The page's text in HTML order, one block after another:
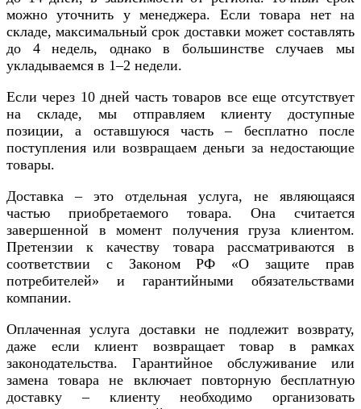
можно уточнить у менеджера. Если товара нет на
складе, максимальный срок доставки может составлять
до 4 недель, однако в большинстве случаев мы
укладываемся в 1–2 недели.
Если через 10 дней часть товаров все еще отсутствует
на складе, мы отправляем клиенту доступные
позиции, а оставшуюся часть – бесплатно после
поступления или возвращаем деньги за недостающие
товары.
Доставка – это отдельная услуга, не являющаяся
частью приобретаемого товара. Она считается
завершенной в момент получения груза клиентом.
Претензии к качеству товара рассматриваются в
соответствии с Законом РФ «О защите прав
потребителей» и гарантийными обязательствами
компании.
Оплаченная услуга доставки не подлежит возврату,
даже если клиент возвращает товар в рамках
законодательства. Гарантийное обслуживание или
замена товара не включает повторную бесплатную
доставку – клиенту необходимо организовать